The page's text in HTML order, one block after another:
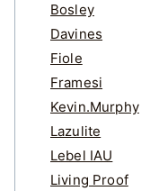
Bosley
Davines
Fiole
Framesi
Kevin.Murphy
Lazulite
Lebel IAU
Living Proof